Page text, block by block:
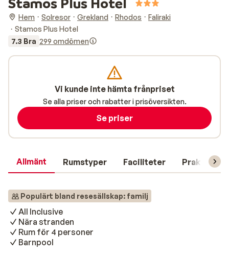
Hem Solresor Grekland Rhodos
Faliraki
Stamos Plus Hotel
7.3 Bra 299 omdömen
Allmänt Rumstyper Faciliteter Praktisk
Populärt bland resesällskap: familj
All Inclusive
Nära stranden
Rum för 4 personer
Barnpool
Vi kunde inte hämta frånpriset
Se alla priser och rabatter i prisöversikten.
Se priser